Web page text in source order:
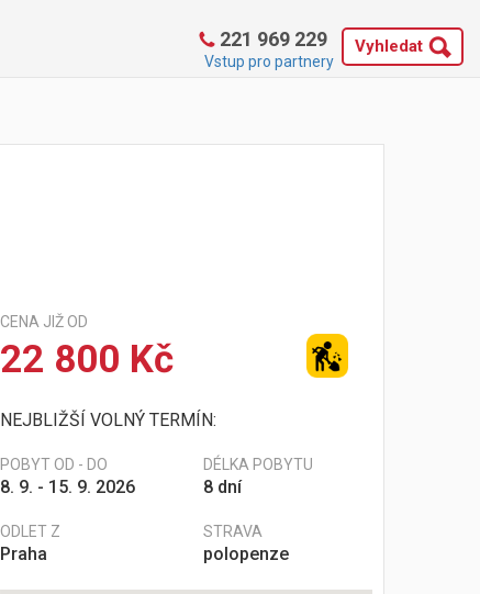
221 969 229 Vyhledat
Vstup pro partnery
CENA JIŽ OD
22 800 Kč
NEJBLIŽŠÍ VOLNÝ TERMÍN:
POBYT OD - DO
8. 9. - 15. 9. 2026
DÉLKA POBYTU
8 dní
ODLET Z
Praha
STRAVA
polopenze